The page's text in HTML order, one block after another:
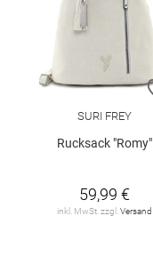
SURI FREY
Rucksack "Romy"
59,99 €
inkl. MwSt. zzgl.Versand